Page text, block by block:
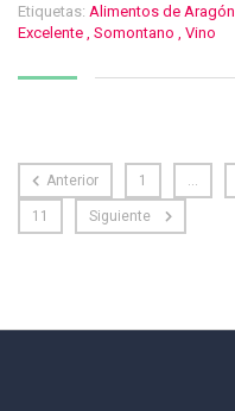
Etiquetas: Alimentos de Aragón
Excelente , Somontano , Vino
Anterior 1 …
11 Siguiente